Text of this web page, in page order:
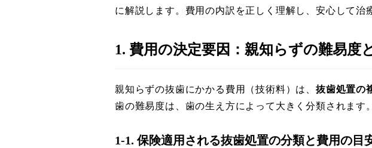
に解説します。費用の内訳を正しく理解し、安心して治
1. 費用の決定要因：親知らずの難易度
親知らずの抜歯にかかる費用（技術料）は、 抜歯処置の
歯の難易度は、歯の生え方によって大きく分類されます。
1-1. 保険適用される抜歯処置の分類と費用の目